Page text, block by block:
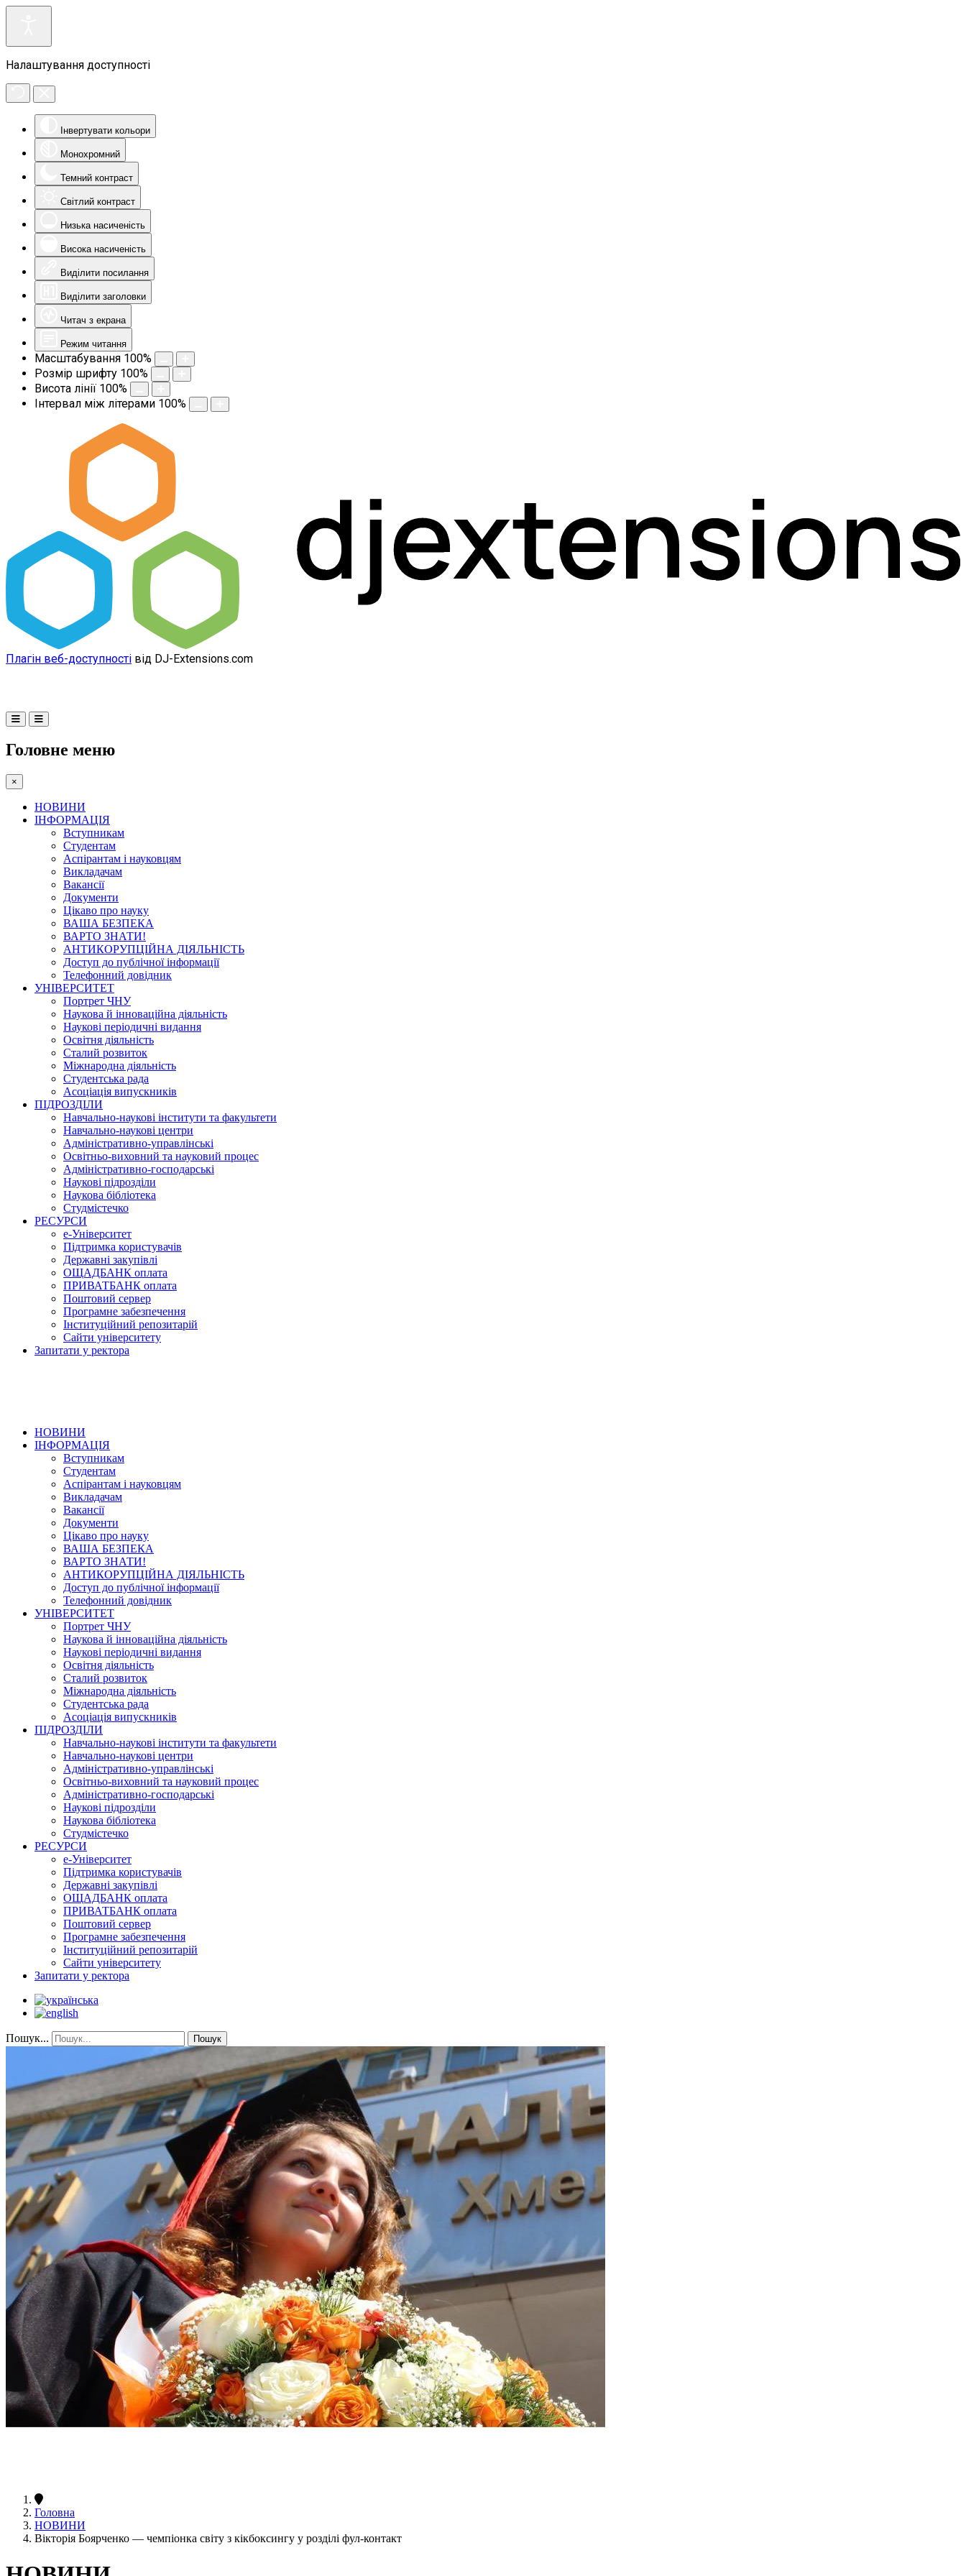
Налаштування доступності
Інвертувати кольори
Монохромний
Темний контраст
Світлий контраст
Низька насиченість
Висока насиченість
Виділити посилання
Виділити заголовки
Читач з екрана
Режим читання
Масштабування 100%
Розмір шрифту 100%
Висота лінії 100%
Інтервал між літерами 100%
Плагін веб-доступності від DJ-Extensions.com
Головне меню
×
НОВИНИ
ІНФОРМАЦІЯ
Вступникам
Студентам
Аспірантам і науковцям
Викладачам
Вакансії
Документи
Цікаво про науку
ВАША БЕЗПЕКА
ВАРТО ЗНАТИ!
АНТИКОРУПЦІЙНА ДІЯЛЬНІСТЬ
Доступ до публічної інформації
Телефонний довідник
УНІВЕРСИТЕТ
Портрет ЧНУ
Наукова й інноваційна діяльність
Наукові періодичні видання
Освітня діяльність
Сталий розвиток
Міжнародна діяльність
Студентська рада
Асоціація випускників
ПІДРОЗДІЛИ
Навчально-наукові інститути та факультети
Навчально-наукові центри
Адміністративно-управлінські
Освітньо-виховний та науковий процес
Адміністративно-господарські
Наукові підрозділи
Наукова бібліотека
Студмістечко
РЕСУРСИ
е-Університет
Підтримка користувачів
Державні закупівлі
ОЩАДБАНК оплата
ПРИВАТБАНК оплата
Поштовий сервер
Програмне забезпечення
Інституційний репозитарій
Сайти університету
Запитати у ректора
НОВИНИ
ІНФОРМАЦІЯ
Вступникам
Студентам
Аспірантам і науковцям
Викладачам
Вакансії
Документи
Цікаво про науку
ВАША БЕЗПЕКА
ВАРТО ЗНАТИ!
АНТИКОРУПЦІЙНА ДІЯЛЬНІСТЬ
Доступ до публічної інформації
Телефонний довідник
УНІВЕРСИТЕТ
Портрет ЧНУ
Наукова й інноваційна діяльність
Наукові періодичні видання
Освітня діяльність
Сталий розвиток
Міжнародна діяльність
Студентська рада
Асоціація випускників
ПІДРОЗДІЛИ
Навчально-наукові інститути та факультети
Навчально-наукові центри
Адміністративно-управлінські
Освітньо-виховний та науковий процес
Адміністративно-господарські
Наукові підрозділи
Наукова бібліотека
Студмістечко
РЕСУРСИ
е-Університет
Підтримка користувачів
Державні закупівлі
ОЩАДБАНК оплата
ПРИВАТБАНК оплата
Поштовий сервер
Програмне забезпечення
Інституційний репозитарій
Сайти університету
Запитати у ректора
Пошук... Пошук
Головна
НОВИНИ
Вікторія Боярченко — чемпіонка світу з кікбоксингу у розділі фул-контакт